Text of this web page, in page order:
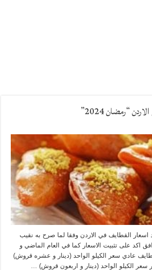
“رمضان 2024”
اسعار القطايف في الاردن وفقا لما صرح به نقيب
اكد على تثبيت الاسعار كما في العام الماضي و
عادي سعر الكيلو الواحد (دينار و عشره قروش)